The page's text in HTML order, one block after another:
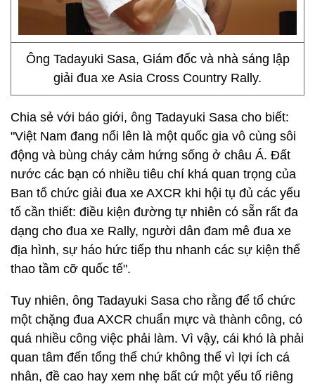
Ông Tadayuki Sasa, Giám đốc và nhà sáng lập
giải đua xe Asia Cross Country Rally.
Chia sẻ với báo giới, ông Tadayuki Sasa cho biết:
"Việt Nam đang nổi lên là một quốc gia vô cùng sôi
động và bùng cháy cảm hứng sống ở châu Á. Đất
nước các bạn có nhiều tiêu chí khá quan trọng của
Ban tổ chức giải đua xe AXCR khi hội tụ đủ các yếu
tố cần thiết: điều kiện đường tự nhiên có sẵn rất đa
dạng cho đua xe Rally, người dân đam mê đua xe
địa hình, sự háo hức tiếp thu nhanh các sự kiện thể
thao tầm cỡ quốc tế".
Tuy nhiên, ông Tadayuki Sasa cho rằng để tổ chức
một chặng đua AXCR chuẩn mực và thành công, có
quá nhiều công việc phải làm. Vì vậy, cái khó là phải
quan tâm đến tổng thể chứ không thể vì lợi ích cá
nhân, đề cao hay xem nhẹ bất cứ một yếu tố riêng